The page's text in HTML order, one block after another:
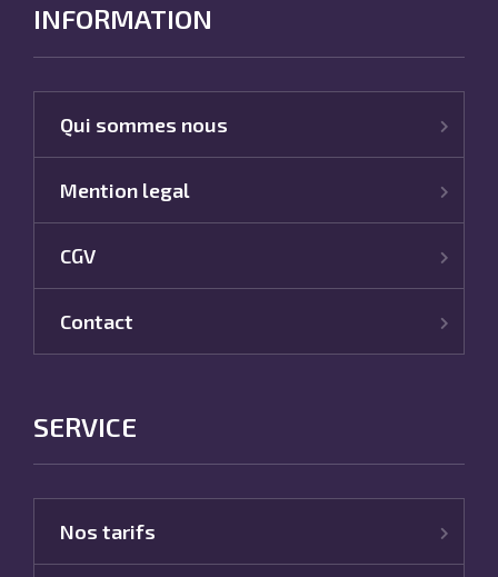
INFORMATION
Qui sommes nous
Mention legal
CGV
Contact
SERVICE
Nos tarifs